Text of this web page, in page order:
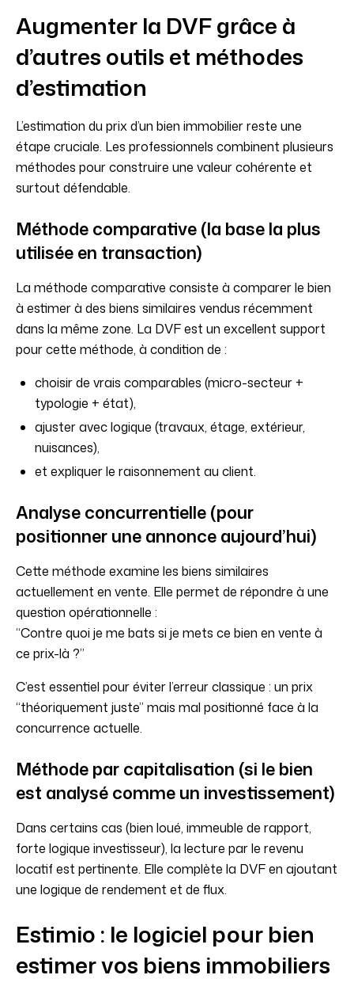
Augmenter la DVF grâce à
d’autres outils et méthodes
d’estimation
L’estimation du prix d’un bien immobilier reste une
étape cruciale. Les professionnels combinent plusieurs
méthodes pour construire une valeur cohérente et
surtout défendable.
Méthode comparative (la base la plus
utilisée en transaction)
La méthode comparative consiste à comparer le bien
à estimer à des biens similaires vendus récemment
dans la même zone. La DVF est un excellent support
pour cette méthode, à condition de :
choisir de vrais comparables (micro-secteur +
typologie + état),
ajuster avec logique (travaux, étage, extérieur,
nuisances),
et expliquer le raisonnement au client.
Analyse concurrentielle (pour
positionner une annonce aujourd’hui)
Cette méthode examine les biens similaires
actuellement en vente. Elle permet de répondre à une
question opérationnelle :
“Contre quoi je me bats si je mets ce bien en vente à
ce prix-là ?”
C’est essentiel pour éviter l’erreur classique : un prix
“théoriquement juste” mais mal positionné face à la
concurrence actuelle.
Méthode par capitalisation (si le bien
est analysé comme un investissement)
Dans certains cas (bien loué, immeuble de rapport,
forte logique investisseur), la lecture par le revenu
locatif est pertinente. Elle complète la DVF en ajoutant
une logique de rendement et de flux.
Estimio : le logiciel pour bien
estimer vos biens immobiliers